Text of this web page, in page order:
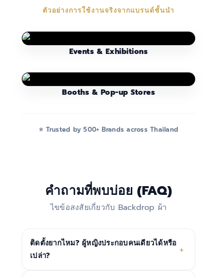
ตัวอย่างการใช้งานจริงจากแบรนด์ชั้นนำ
Events & Exhibitions
Booths & Pop-up Stores
⭐ Trusted by 500+ Brands across Thailand
คำถามที่พบบ่อย (FAQ)
ไขข้อสงสัยเกี่ยวกับ Backdrop ผ้า
ติดตั้งยากไหม? ผู้หญิงประกอบคนเดียวได้หรือ
เปล่า?
+